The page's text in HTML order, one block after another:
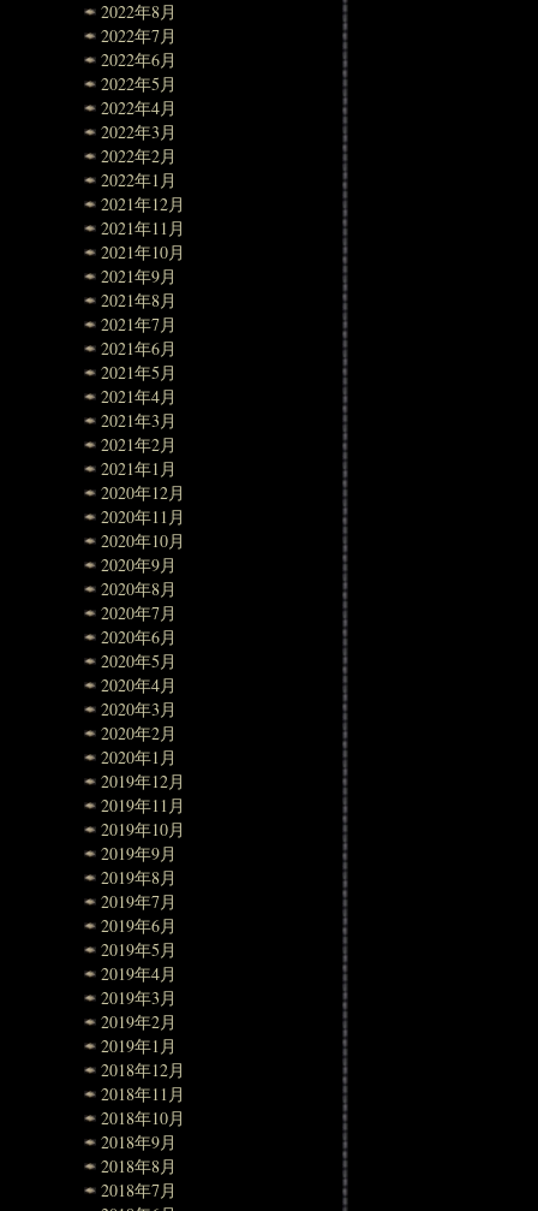
2022年8月
2022年7月
2022年6月
2022年5月
2022年4月
2022年3月
2022年2月
2022年1月
2021年12月
2021年11月
2021年10月
2021年9月
2021年8月
2021年7月
2021年6月
2021年5月
2021年4月
2021年3月
2021年2月
2021年1月
2020年12月
2020年11月
2020年10月
2020年9月
2020年8月
2020年7月
2020年6月
2020年5月
2020年4月
2020年3月
2020年2月
2020年1月
2019年12月
2019年11月
2019年10月
2019年9月
2019年8月
2019年7月
2019年6月
2019年5月
2019年4月
2019年3月
2019年2月
2019年1月
2018年12月
2018年11月
2018年10月
2018年9月
2018年8月
2018年7月